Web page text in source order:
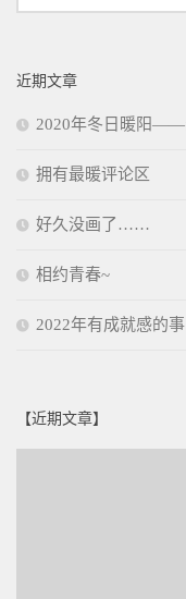
索：
近期文章
2020年冬日暖阳——
拥有最暖评论区
好久没画了……
相约青春~
2022年有成就感的事
【近期文章】